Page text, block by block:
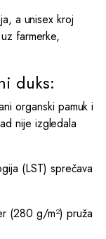
a unisex kroj
farmerke,
duks:
organski pamuk i
nije izgledala
(LST) sprečava
(280 g/m²) pruža